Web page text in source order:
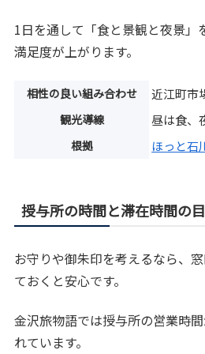
1日を通して「食と景観と夜景」
満足度が上がります。
相性の良い組み合わせ 近江町市
観光導線 昼は食、
根拠 ほっと石
授与所の時間と滞在時間の
お守りや御朱印を考えるなら、
ておくと安心です。
金沢旅物語では授与所の営業時
れています。